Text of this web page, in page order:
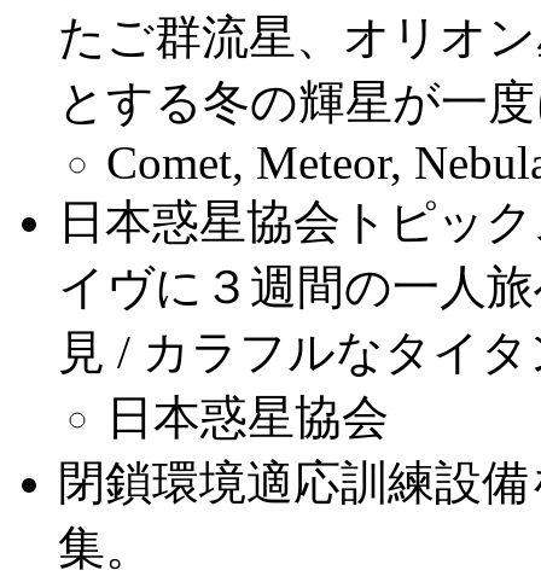
たご群流星、オリオ
とする冬の輝星が一
Comet, Meteor,
日本惑星協会トピッ
イヴに３週間の一人
見 / カラフルなタイ
日本惑星協会
閉鎖環境適応訓練設
集。